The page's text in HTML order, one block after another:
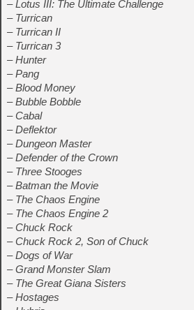
– Lotus III: The Ultimate Challenge
– Turrican
– Turrican II
– Turrican 3
– Hunter
– Pang
– Blood Money
– Bubble Bobble
– Cabal
– Deflektor
– Dungeon Master
– Defender of the Crown
– Three Stooges
– Batman the Movie
– The Chaos Engine
– The Chaos Engine 2
– Chuck Rock
– Chuck Rock 2, Son of Chuck
– Dogs of War
– Grand Monster Slam
– The Great Giana Sisters
– Hostages